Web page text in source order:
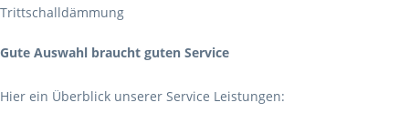
Trittschalldämmung
Gute Auswahl braucht guten Service
Hier ein Überblick unserer Service Leistungen: